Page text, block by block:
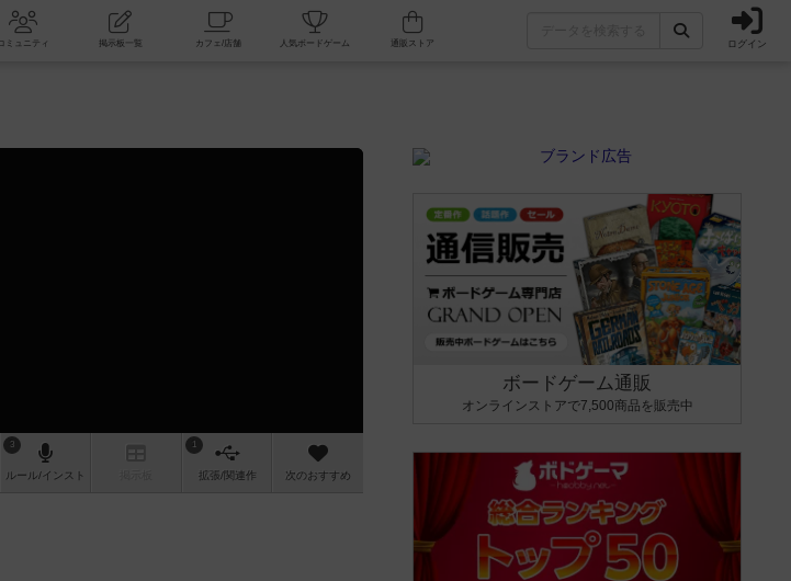
ム会 コミュニティ 掲示板一覧 カフェ/店舗 人気ボードゲーム ログイン
3
ルール/インスト
1
拡張/関連作 次のおすすめ
ボードゲーム通販
オンラインストアで7,500商品を販売中